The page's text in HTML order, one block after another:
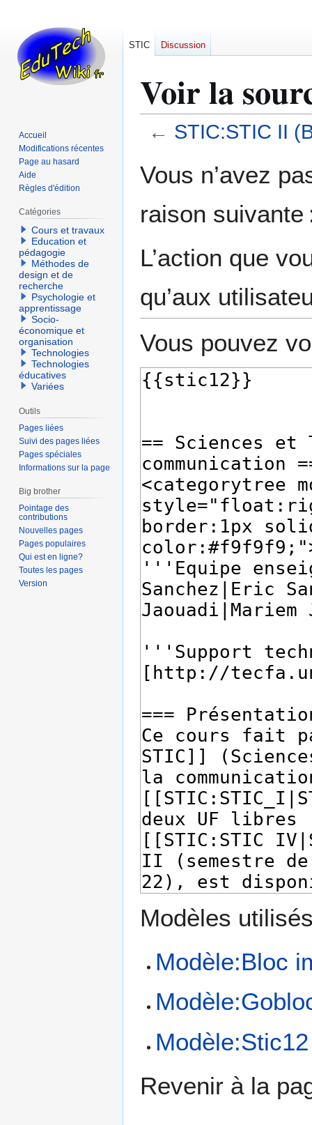
Voir la
← STIC:STIC II
à
navigation
à
recherche
Vous n’avez
raison suivante
L’action que
qu’aux
Vous pouvez
Modèles
Modèle:Bloc
Modèle:Stic12
Revenir à la
STIC Discussion
Accueil
Modifications récentes
Page au hasard
Aide
Règles d'édition
Catégories
Cours et travaux
Education et
pédagogie
Méthodes de
design et de
recherche
Psychologie et
apprentissage
Socio-
économique et
organisation
Technologies
Technologies
éducatives
Variées
Outils
Pages liées
Suivi des pages liées
Pages spéciales
Informations sur la page
Big brother
Pointage des
contributions
Nouvelles pages
Pages populaires
Qui est en ligne?
Toutes les pages
Version